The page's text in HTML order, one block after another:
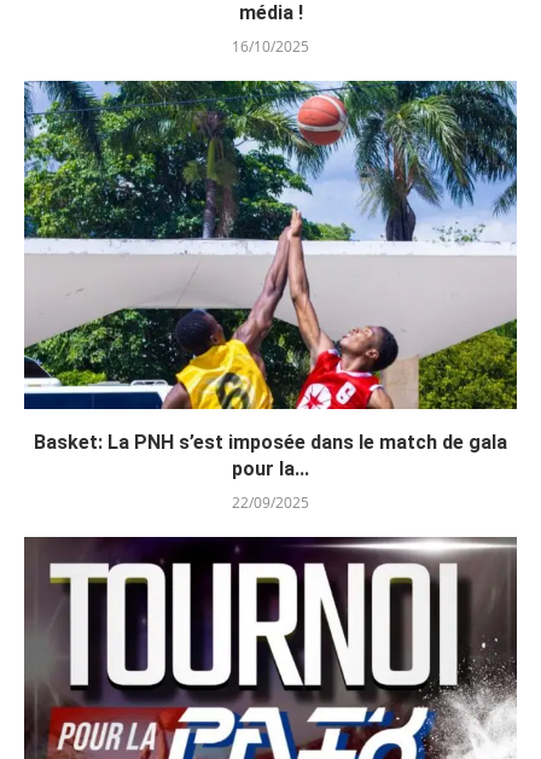
média !
16/10/2025
Basket: La PNH s’est imposée dans le match de gala
pour la...
22/09/2025